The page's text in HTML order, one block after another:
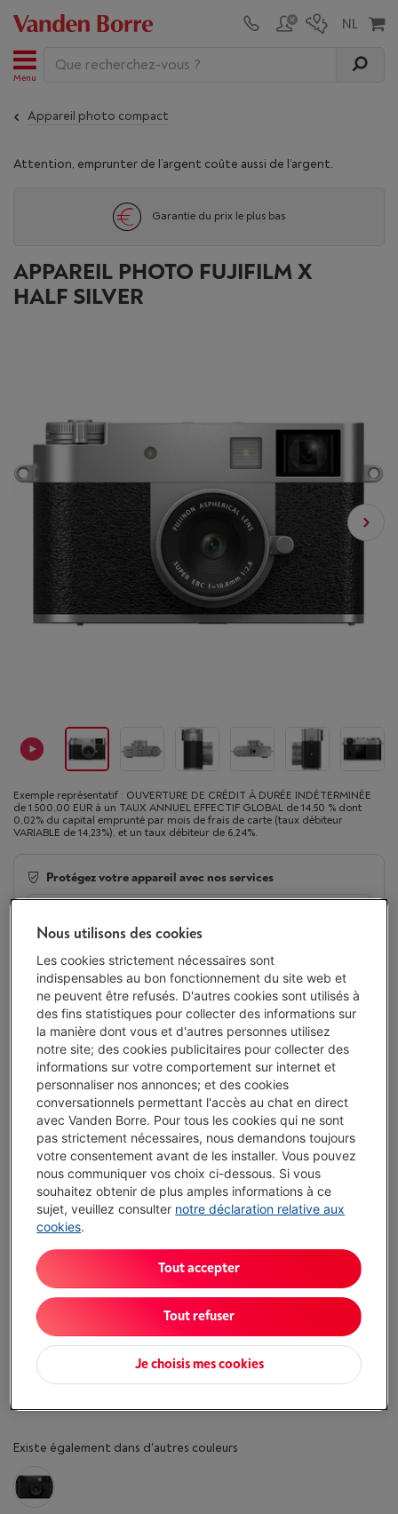
Menu
Appareil photo compact
Attention, emprunter de l’argent coûte aussi de l’argent.
Garantie du prix le plus bas
APPAREIL PHOTO FUJIFILM X
HALF SILVER
Exemple représentatif : OUVERTURE DE CRÉDIT À DURÉE INDÉTERMINÉE
de 1.500,00 EUR à un TAUX ANNUEL EFFECTIF GLOBAL de 14,50 % dont
0,02% du capital emprunté par mois de frais de carte (taux débiteur
VARIABLE de 14,23%), et un taux débiteur de 6,24%.
Protégez votre appareil avec nos services
2 ansde garantie Toujours inclus
Délai >3 sem.-Voir le stock
€ 606,00
Ou 24 mensualités de € 26,94 -Plus d'infos
Taux débiteur 6,24%, Coût du crédit € 40,56
J'achète
Comparer
Caractéristiques
Flash intégré: Oui
Géolocalisation: Non
Écochèques: Non
Afficher toutes les caractéristiques
Existe également dans d'autres couleurs
Nous utilisons des cookies
Les cookies strictement nécessaires sont
indispensables au bon fonctionnement du site web et
ne peuvent être refusés. D'autres cookies sont utilisés à
des fins statistiques pour collecter des informations sur
la manière dont vous et d'autres personnes utilisez
notre site; des cookies publicitaires pour collecter des
informations sur votre comportement sur internet et
personnaliser nos annonces; et des cookies
conversationnels permettant l'accès au chat en direct
avec Vanden Borre. Pour tous les cookies qui ne sont
pas strictement nécessaires, nous demandons toujours
votre consentement avant de les installer. Vous pouvez
nous communiquer vos choix ci-dessous. Si vous
souhaitez obtenir de plus amples informations à ce
sujet, veuillez consulter notre déclaration relative aux
cookies.
Je choisis mes cookies
Tout refuser
Tout accepter